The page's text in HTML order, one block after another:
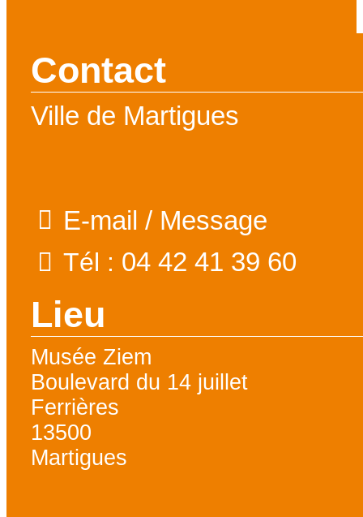
Contact
Ville de Martigues
E-mail / Message
Tél : 04 42 41 39 60
Lieu
Musée Ziem
Boulevard du 14 juillet
Ferrières
13500
Martigues